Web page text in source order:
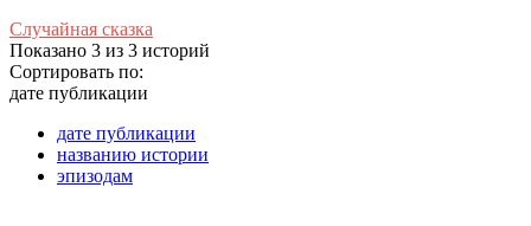
Случайная сказка
Показано 3 из 3 историй
Сортировать по:
дате публикации
дате публикации
названию истории
эпизодам